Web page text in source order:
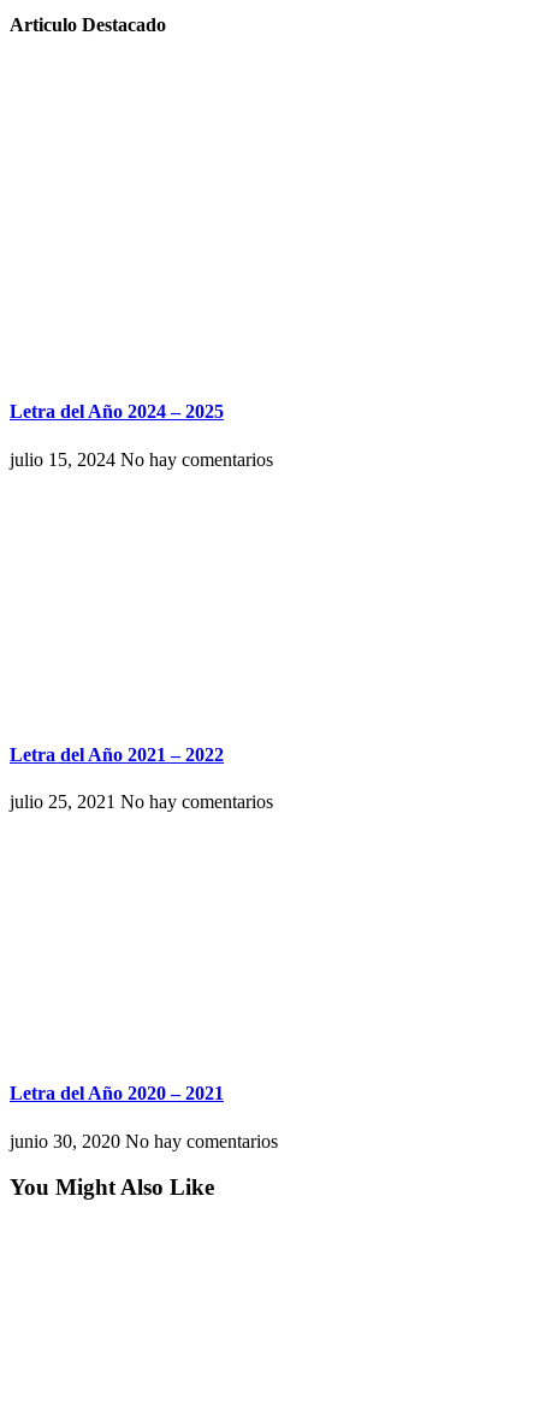
Articulo Destacado
Letra del Año 2024 – 2025
julio 15, 2024 No hay comentarios
Letra del Año 2021 – 2022
julio 25, 2021 No hay comentarios
Letra del Año 2020 – 2021
junio 30, 2020 No hay comentarios
You Might Also Like